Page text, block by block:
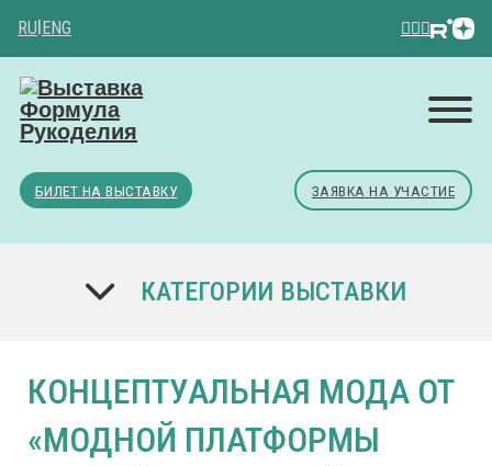
RU ENG
БИЛЕТ НА ВЫСТАВКУ ЗАЯВКА НА УЧАСТИЕ
КАТЕГОРИИ ВЫСТАВКИ
КОНЦЕПТУАЛЬНАЯ МОДА ОТ
«МОДНОЙ ПЛАТФОРМЫ